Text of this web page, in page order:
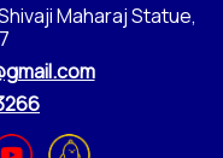
Maharaj Statue,